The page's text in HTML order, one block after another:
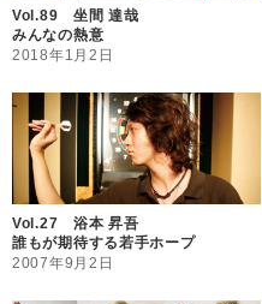
Vol.89 坐間 達哉
みんなの熱意
2018年1月2日
Vol.27 浴本 昇吾
誰もが期待する若手ホープ
2007年9月2日